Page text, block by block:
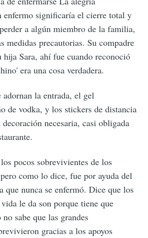
enfermo significaría el cierre total y
a algún miembro de la familia,
medidas precautorias. Su compadre
Sara, ahí fue cuando reconoció
era una cosa verdadera.
adornan la entrada, el gel
de vodka, y los stickers de distancia
necesaria, casi obligada
pocos sobrevivientes de los
como lo dice, fue por ayuda del
que nunca se enfermó. Dice que los
le da son porque tiene que
sabe que las grandes
gracias a los apoyos